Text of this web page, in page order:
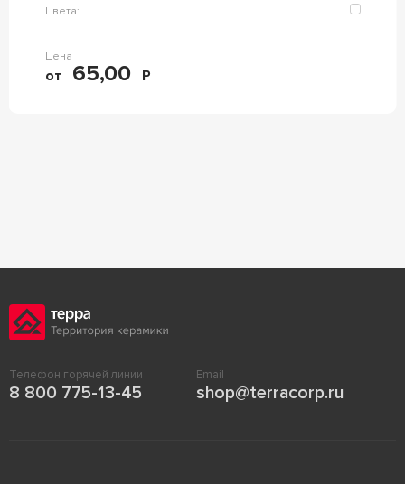
Цвета:
Цена
от 65,00 Р
Телефон горячей линии
8 800 775-13-45
Email
shop@terracorp.ru